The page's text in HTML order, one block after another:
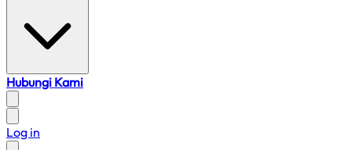
Hubungi Kami
Log in